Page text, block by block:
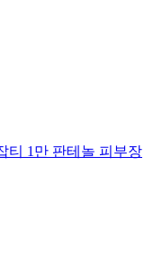
티 1만 판테놀 피부장